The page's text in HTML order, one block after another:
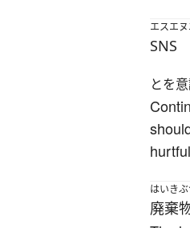
エスエ
SNS
とを意
はいき
廃棄